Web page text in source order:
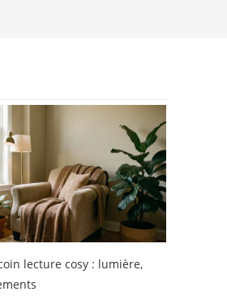
lecture cosy : lumière,